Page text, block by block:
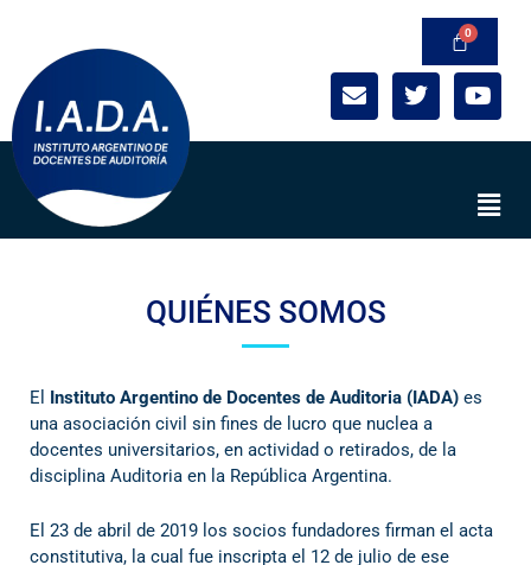
contenido
E
n
T
w
Y
o
b
e
QUIÉNES SOMOS
El Instituto Argentino de Docentes de Auditoria (IADA) es
una asociación civil sin fines de lucro que nuclea a
docentes universitarios, en actividad o retirados, de la
disciplina Auditoria en la República Argentina.
El 23 de abril de 2019 los socios fundadores firman el acta
constitutiva, la cual fue inscripta el 12 de julio de ese